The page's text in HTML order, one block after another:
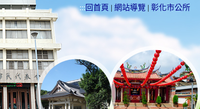
::: 回首頁 | 網站導覽 | 彰化市公所